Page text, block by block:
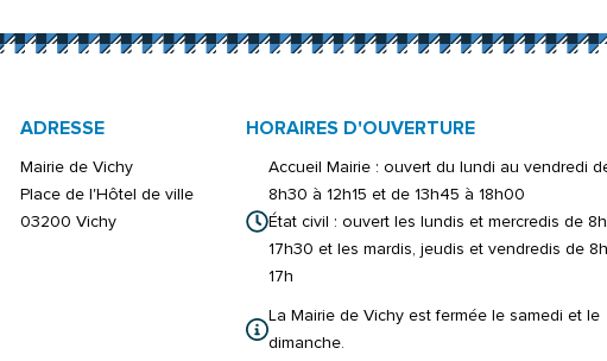
ADRESSE
Mairie de Vichy
Place de l'Hôtel de ville
03200 Vichy
HORAIRES D'OUVERTURE
Accueil Mairie : ouvert du lundi au vendredi
8h30 à 12h15 et de 13h45 à 18h00
État civil : ouvert les lundis et mercredis de
17h30 et les mardis, jeudis et vendredis de
17h
La Mairie de Vichy est fermée le samedi et le
dimanche.